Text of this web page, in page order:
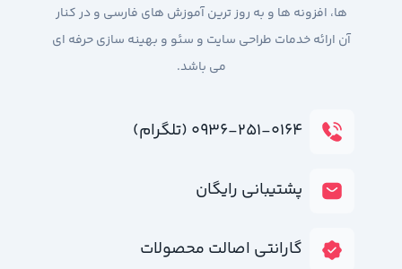
ها، افزونه ها و به روز ترین آموزش های فارسی و در کنار
آن ارائه خدمات طراحی سایت و سئو و بهینه سازی حرفه ای
می باشد.
۰۹۳۶-۲۵۱-۰۱۶۴ (تلگرام)
پشتیبانی رایگان
گارانتی اصالت محصولات